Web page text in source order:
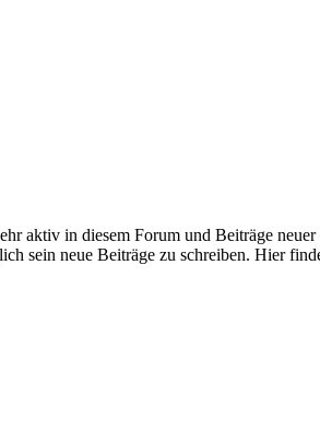
aktiv in diesem Forum und Beiträge
sein neue Beiträge zu schreiben. Hier